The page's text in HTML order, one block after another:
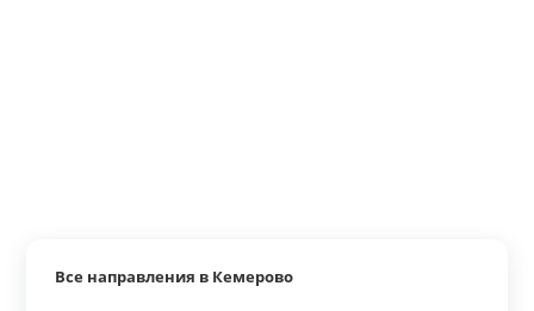
Все направления в Кемерово